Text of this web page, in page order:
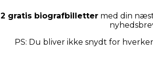
2 gratis biografbillettermed din
PS: Du bliver ikke snydt for